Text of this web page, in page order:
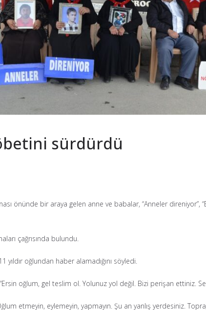
sürdürdü
önünde bir araya gelen anne ve babalar, “Anneler direniyor”,
çağrısında bulundu.
yıldır oğlundan haber alamadığını söyledi.
oğlum, gel teslim ol. Yolunuz yol değil. Bizi perişan ettiniz.
etmeyin, eylemeyin, yapmayın. Şu an yanlış yerdesiniz.